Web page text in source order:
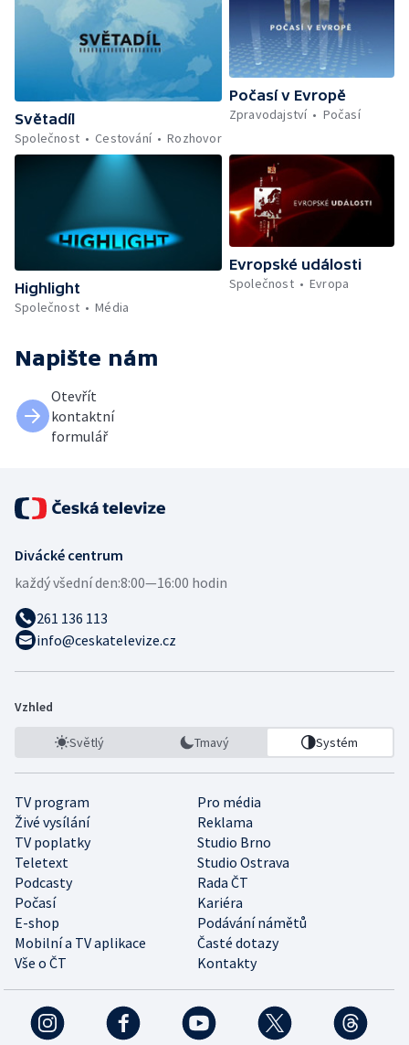
Světadíl
Společnost
Cestování Rozhovor
Počasí v Evropě
Zpravodajství
Počasí
Highlight
Společnost
Média
Evropské události
Společnost
Evropa
Napište nám
Otevřít
kontaktní
formulář
Divácké centrum
každý všední den:8:00—16:00 hodin
261 136 113
info@ceskatelevize.cz
Vzhled
Světlý Tmavý Systém
TV program
Pro média
Živé vysílání
Reklama
TV poplatky
Studio Brno
Teletext
Studio Ostrava
Podcasty
Rada ČT
Počasí
Kariéra
E-shop
Podávání námětů
Mobilní a TV aplikace
Časté dotazy
Vše o ČT
Kontakty